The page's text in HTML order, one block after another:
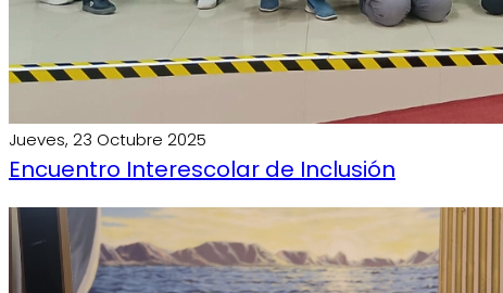
Jueves, 23 Octubre 2025
Encuentro Interescolar de Inclusión